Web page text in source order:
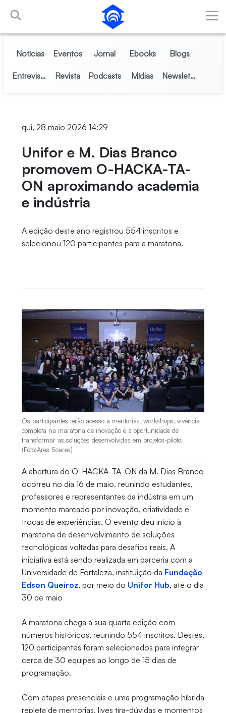
Pular para o Conteúdo principal
Notícias Eventos Jornal Ebooks Blogs
Entrevistas Revista Podcasts Mídias Newsletter
qui, 28 maio 2026 14:29
Unifor e M. Dias Branco
promovem O-HACKA-TA-
ON aproximando academia
e indústria
A edição deste ano registrou 554 inscritos e
selecionou 120 participantes para a maratona.
Os participantes terão acesso a mentorias, workshops, vivência
completa na maratona de inovação e a oportunidade de
transformar as soluções desenvolvidas em projetos-piloto.
(Foto:Ares Soares)
A abertura do O-HACKA-TA-ON da M. Dias Branco
ocorreu no dia 16 de maio, reunindo estudantes,
professores e representantes da indústria em um
momento marcado por inovação, criatividade e
trocas de experiências. O evento deu início à
maratona de desenvolvimento de soluções
tecnológicas voltadas para desafios reais. A
iniciativa está sendo realizada em parceria com a
Universidade de Fortaleza, instituição da Fundação
Edson Queiroz, por meio do Unifor Hub, até o dia
30 de maio
A maratona chega à sua quarta edição com
números históricos, reunindo 554 inscritos. Destes,
120 participantes foram selecionados para integrar
cerca de 30 equipes ao longo de 15 dias de
programação.
Com etapas presenciais e uma programação híbrida
repleta de mentorias, lives tira-dúvidas e momentos